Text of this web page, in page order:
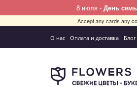
8 июля - День
Accept any cards any
О нас Оплата и доставка Блог